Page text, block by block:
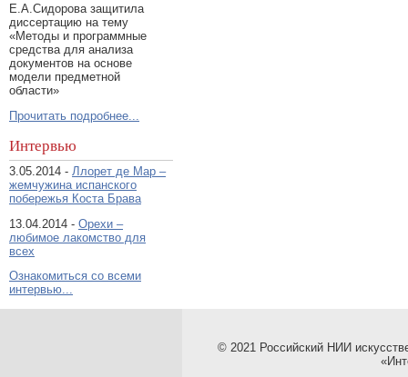
Е.А.Сидорова защитила
диссертацию на тему
«Методы и программные
средства для анализа
документов на основе
модели предметной
области»
Прочитать подробнее...
Интервью
3.05.2014 - Ллорет де Мар –
жемчужина испанского
побережья Коста Брава
13.04.2014 - Орехи –
любимое лакомство для
всех
Ознакомиться со всеми
интервью...
© 2021 Российский НИИ